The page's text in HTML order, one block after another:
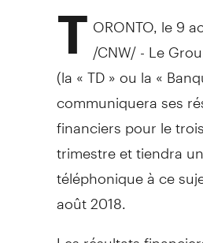
T ORONTO , le 9
/CNW/ - Le
(la « TD » ou la «
communiquera ses
financiers pour le
trimestre et tiendra
téléphonique à ce
août 2018.
Les résultats